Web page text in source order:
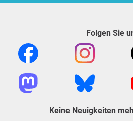
Folgen Sie
Keine Neuigkeiten